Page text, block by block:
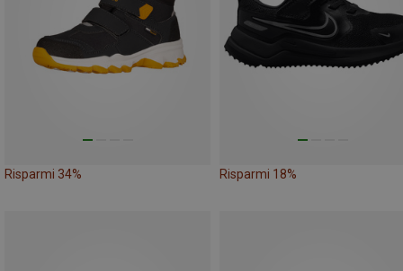
Risparmi 34% Risparmi 18%